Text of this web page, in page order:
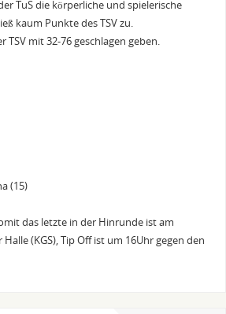
TuS die körperliche und spielerische
kaum Punkte des TSV zu.
TSV mit 32-76 geschlagen geben.
(15)
das letzte in der Hinrunde ist am
(KGS), Tip Off ist um 16Uhr gegen den